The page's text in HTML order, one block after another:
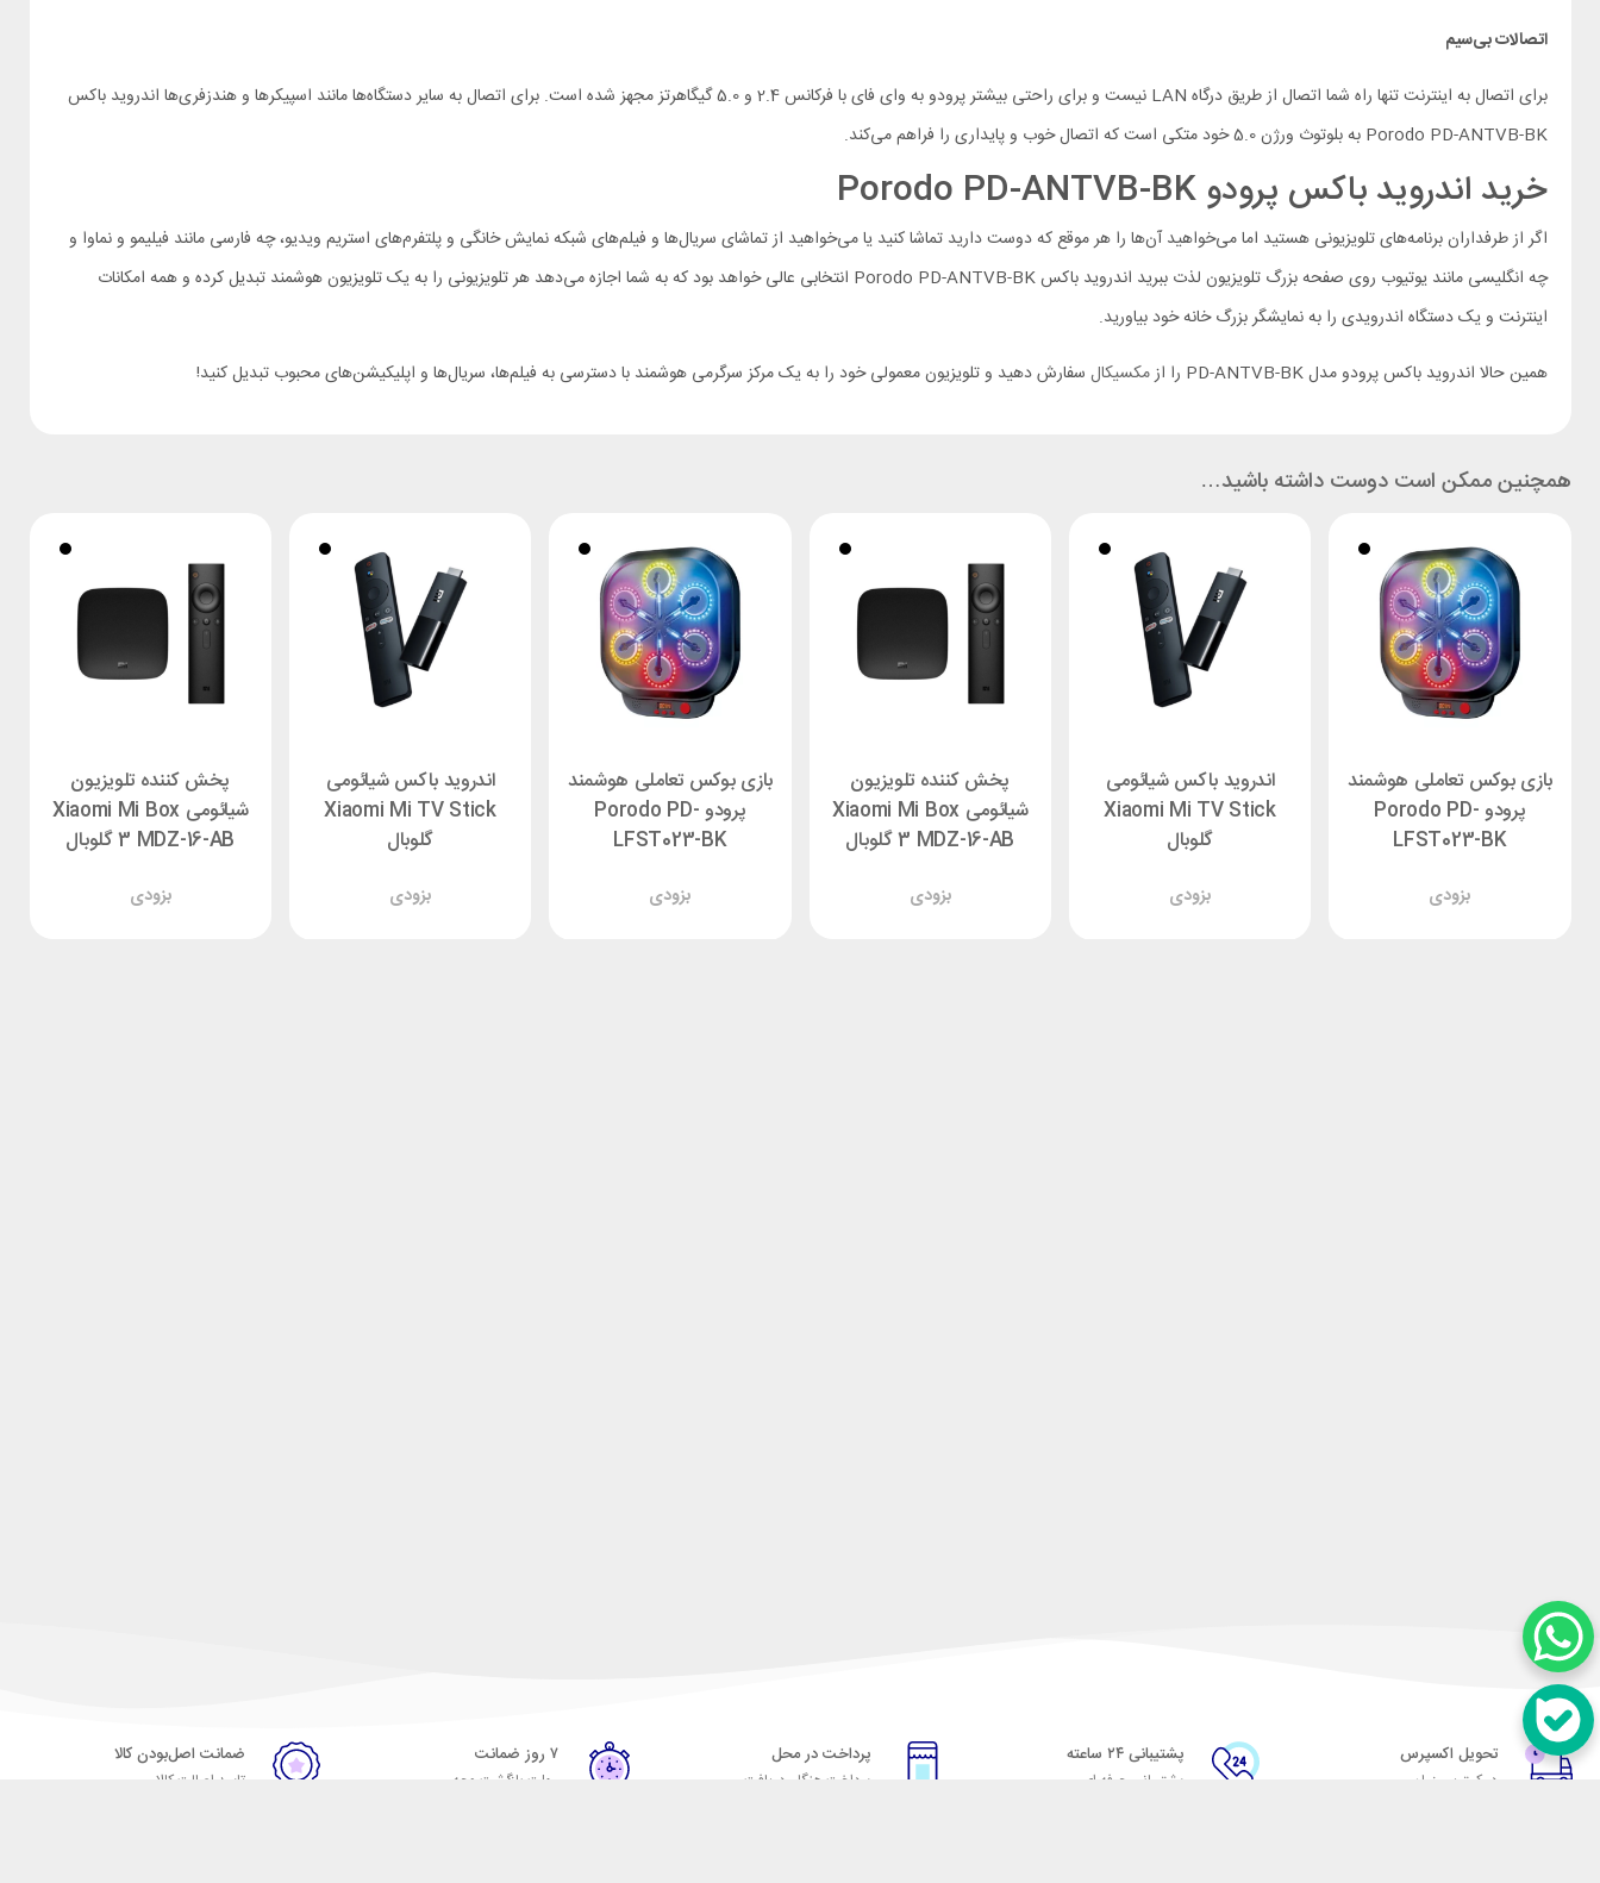
اتصالات بی‌سیم
برای اتصال به اینترنت تنها راه شما اتصال از طریق درگاه LAN نیست و برای راحتی بیشتر پرودو به وای فای با فرکانس 2.4 و 5.0 گیگاهرتز مجهز شده است. برای اتصال به سایر دستگاه‌ها مانند اسپیکرها و هندزفری‌ها اندروید باکس
Porodo PD-ANTVB-BK به بلوتوث ورژن 5.0 خود متکی است که اتصال خوب و پایداری را فراهم می‌کند.
خرید اندروید باکس پرودو Porodo PD-ANTVB-BK
اگر از طرفداران برنامه‌های تلویزیونی هستید اما می‌خواهید آن‌ها را هر موقع که دوست دارید تماشا کنید یا می‌خواهید از تماشای سریال‌ها و فیلم‌های شبکه نمایش خانگی و پلتفرم‌های استریم ویدیو، چه فارسی مانند فیلیمو و نماوا و
چه انگلیسی مانند یوتیوب روی صفحه بزرگ تلویزیون لذت ببرید اندروید باکس Porodo PD-ANTVB-BK انتخابی عالی خواهد بود که به شما اجازه می‌دهد هر تلویزیونی را به یک تلویزیون هوشمند تبدیل کرده و همه امکانات
اینترنت و یک دستگاه اندرویدی را به نمایشگر بزرگ خانه خود بیاورید.
همین حالا اندروید باکس پرودو مدل PD-ANTVB-BK را از
مکسیکال سفارش دهید و تلویزیون معمولی خود را به یک مرکز سرگرمی هوشمند با دسترسی به فیلم‌ها، سریال‌ها و اپلیکیشن‌های محبوب تبدیل کنید!
همچنین ممکن است دوست داشته باشید…
بازی بوکس تعاملی هوشمند
پرودو Porodo PD-
LFST023-BK
بزودی
اندروید باکس شیائومی
Xiaomi Mi TV Stick
گلوبال
بزودی
پخش کننده تلویزیون
شیائومی Xiaomi Mi Box
3 MDZ-16-AB گلوبال
بزودی
بازی بوکس تعاملی هوشمند
پرودو Porodo PD-
LFST023-BK
بزودی
اندروید باکس شیائومی
Xiaomi Mi TV Stick
گلوبال
بزودی
پخش کننده تلویزیون
شیائومی Xiaomi Mi Box
3 MDZ-16-AB گلوبال
بزودی
تحویل اکسپرس
در کمترین زمان
پشتیبانی ۲۴ ساعته
پشتیبانی حرفه ای
پرداخت در محل
پرداخت هنگام دریافت
۷ روز ضمانت
مهلت بازگشت وجه
ضمانت اصل‌بودن کالا
تایید اصالت کالا